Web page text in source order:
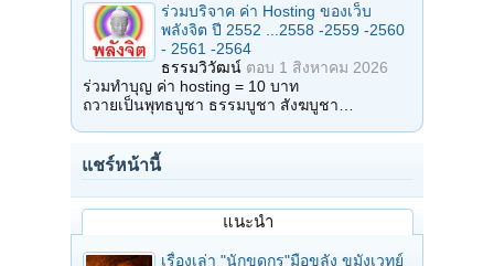
ร่วมบริจาค ค่า Hosting ของเว็บ
พลังจิต ปี 2552 ...2558 -2559 -2560
- 2561 -2564
ธรรมวิวัฒน์ ตอบ 1 สิงหาคม 2026
ร่วมทำบุญ ค่า hosting = 10 บาท
ถวายเป็นพุทธบูชา ธรรมบูชา สังฆบูชา…
แชร์หน้านี้
แนะนำ
เรื่องเล่า "นักขุดกรุ"มือขลัง ขมังเวทย์